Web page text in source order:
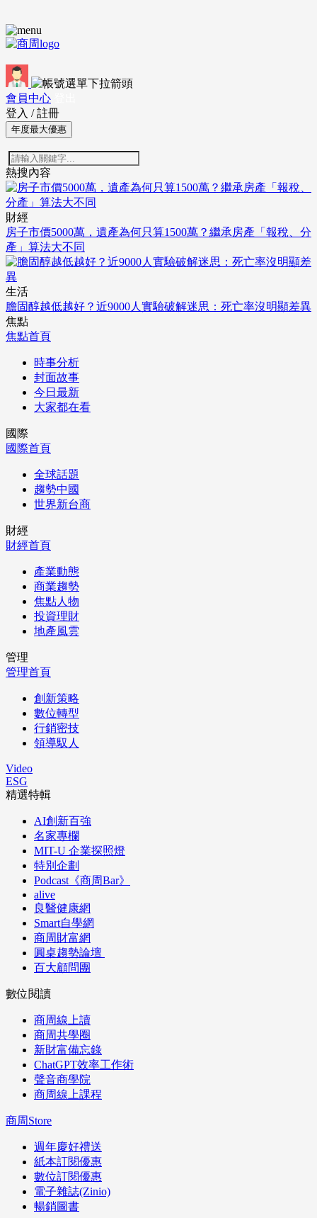
會員中心
登入 / 註冊
年度最大優惠
熱搜內容
財經
房子市價5000萬，遺產為何只算1500萬？繼承房產「報稅、分
產」算法大不同
生活
膽固醇越低越好？近9000人實驗破解迷思：死亡率沒明顯差異
焦點
焦點首頁
時事分析
封面故事
今日最新
大家都在看
國際
國際首頁
全球話題
趨勢中國
世界新台商
財經
財經首頁
產業動態
商業趨勢
焦點人物
投資理財
地產風雲
管理
管理首頁
創新策略
數位轉型
行銷密技
領導馭人
Video
ESG
精選特輯
AI創新百強
名家專欄
MIT-U 企業探照燈
特別企劃
Podcast《商周Bar》
alive
良醫健康網
Smart自學網
商周財富網
圓桌趨勢論壇
百大顧問團
數位閱讀
商周線上讀
商周共學圈
新財富備忘錄
ChatGPT效率工作術
聲音商學院
商周線上課程
商周Store
週年慶好禮送
紙本訂閱優惠
數位訂閱優惠
電子雜誌(Zinio)
暢銷圖書